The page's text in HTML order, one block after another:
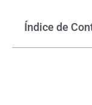
Índice de